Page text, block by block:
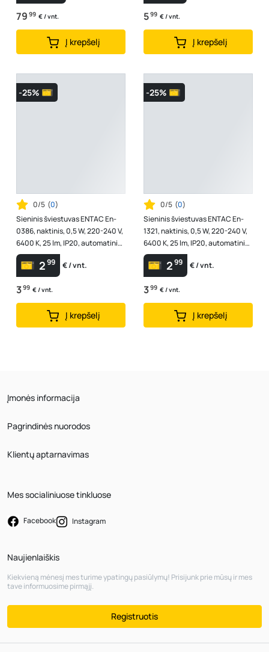
79 99 € / vnt.
Į krepšelį
599 € / vnt.
Į krepšelį
-25%
0/5 (0)
Sieninis šviestuvas ENTAC En-
0386, naktinis, 0,5 W, 220-240 V,
6400 K, 25 lm, IP20, automatinis
įsijungimas temstant, ap...
299 € / vnt.
399 € / vnt.
Į krepšelį
-25%
0/5 (0)
Sieninis šviestuvas ENTAC En-
1321, naktinis, 0,5 W, 220-240 V,
6400 K, 25 lm, IP20, automatinis
įsijungimas temstant, kv...
299 € / vnt.
399 € / vnt.
Į krepšelį
Įmonės informacija
Pagrindinės nuorodos
Klientų aptarnavimas
Mes socialiniuose tinkluose
Facebook Instagram
Naujienlaiškis
Kiekvieną mėnesį mes turime ypatingų pasiūlymų! Prisijunk prie mūsų ir mes
tave informuosime pirmąjį.
Registruotis